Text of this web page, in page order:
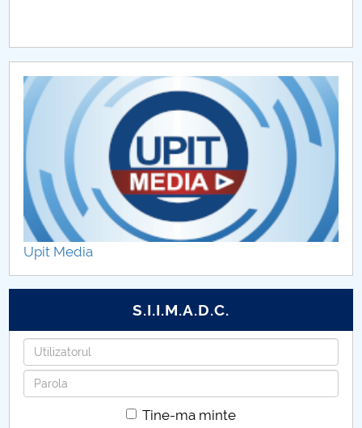
Chestionar angajabilitate ALUMNI – UPB
CAR2026
MENIU CANTINA
ADMITERE 2026
CONDUCEREA FACULTĂȚII
DEPARTAMENTE
SECRETARIAT
CENTRUL PENTRU ÎNVĂŢĂMÂNT CU FRECVENŢĂ
REDUSĂ ȘI ÎNVĂȚĂMÂNT LA DISTANȚĂ
STUDENȚI
CERCETARE ȘTIINȚIFICĂ
Upit Media
S.I.I.M.A.D.C.
Utilizatorul
Parola
Tine-ma minte